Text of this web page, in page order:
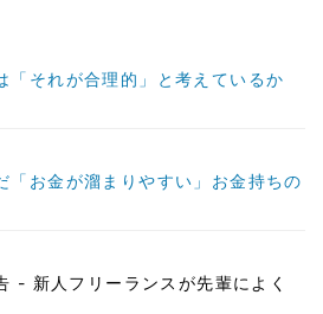
「それが合理的」と考えているか
「お金が溜まりやすい」お金持ちの
- 新人フリーランスが先輩によく